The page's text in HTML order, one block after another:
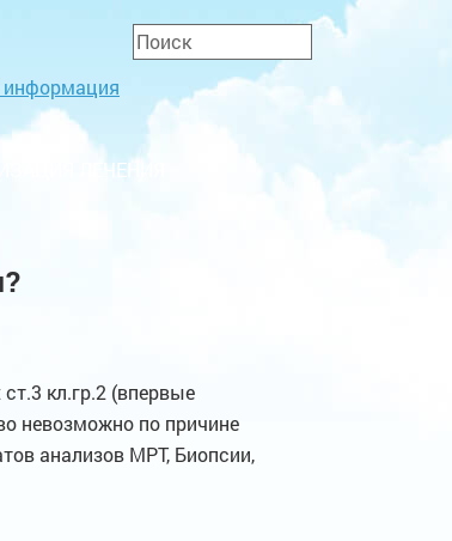
информация
ЛЕЧЕНИЯ
кл.гр.2 (впервые
невозможно по причине
анализов МРТ, Биопсии,